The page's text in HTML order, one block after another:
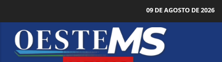
09 DE AGOSTO DE 2026